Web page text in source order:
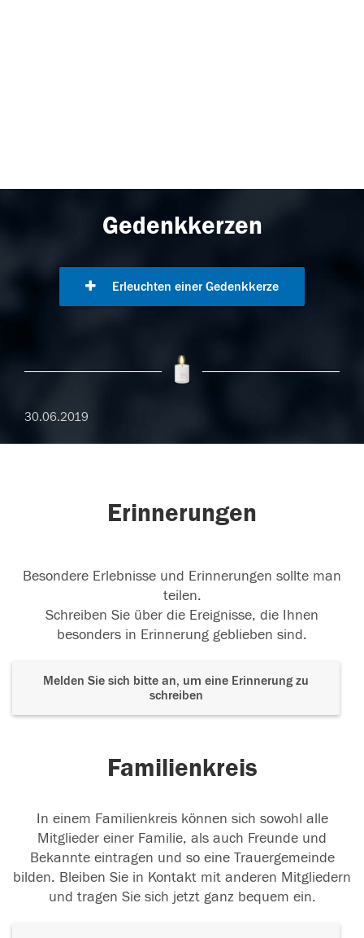
Gedenkkerzen
Erleuchten einer Gedenkkerze
30.06.2019
Erinnerungen
Besondere Erlebnisse und Erinnerungen sollte man
teilen.
Schreiben Sie über die Ereignisse, die Ihnen
besonders in Erinnerung geblieben sind.
Melden Sie sich bitte an, um eine Erinnerung zu
schreiben
Familienkreis
In einem Familienkreis können sich sowohl alle
Mitglieder einer Familie, als auch Freunde und
Bekannte eintragen und so eine Trauergemeinde
bilden. Bleiben Sie in Kontakt mit anderen Mitgliedern
und tragen Sie sich jetzt ganz bequem ein.